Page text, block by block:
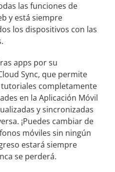
las funciones de
y está siempre
los dispositivos con las
apps por su
Sync, que permite
completamente
en la Aplicación Móvil
y sincronizadas
¡Puedes cambiar de
móviles sin ningún
estará siempre
se perderá.